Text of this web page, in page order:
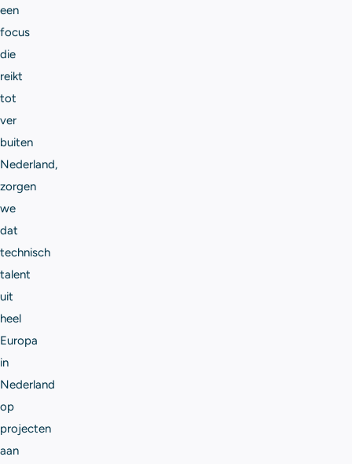
een
focus
die
reikt
tot
ver
buiten
Nederland,
zorgen
we
dat
technisch
talent
uit
heel
Europa
in
Nederland
op
projecten
aan